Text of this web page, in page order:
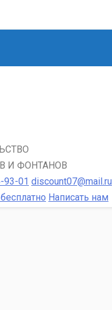
И ФОНТАНОВ
93-01 discount07@mail.ru
Написать нам